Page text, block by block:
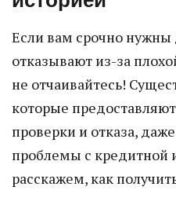
Если вам срочно нужны
отказывают из-за
не отчаивайтесь!
которые
проверки и отказа,
проблемы с кредитной
расскажем, как